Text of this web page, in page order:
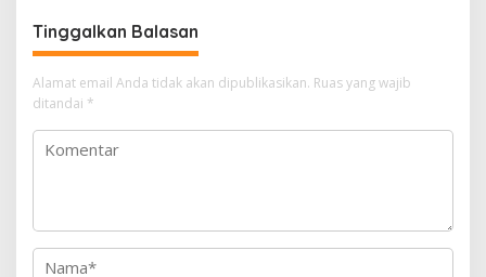
Tinggalkan Balasan
Alamat email Anda tidak akan dipublikasikan. Ruas yang wajib
ditandai *